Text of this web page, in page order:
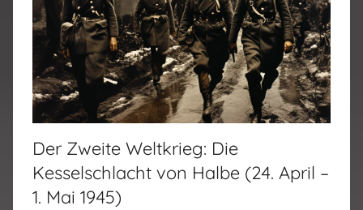
Der Zweite Weltkrieg: Die
Kesselschlacht von Halbe (24. April –
1. Mai 1945)